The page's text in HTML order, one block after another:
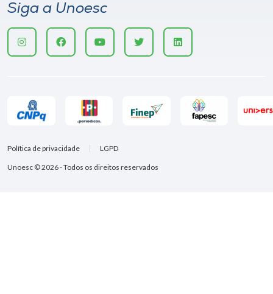
Siga a Unoesc
Unoesc © 2026 - Todos os direitos reservados
Política de privacidade LGPD